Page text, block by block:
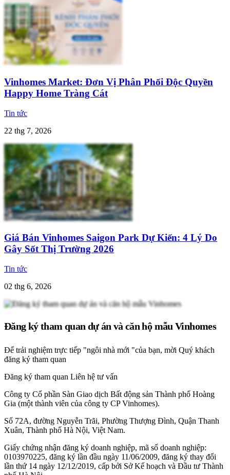
Vinhomes Market: Đơn Vị Phân Phối Độc Quyền
Happy Home Tràng Cát
Tin tức
22 thg 7, 2026
Giá Bán Vinhomes Saigon Park Dự Kiến: 4 Lý Do
Gây Sốt Thị Trường 2026
Tin tức
02 thg 6, 2026
Đăng ký tham quan dự án và căn hộ mẫu Vinhomes
Để trải nghiệm trực tiếp "ngôi nhà mới "của bạn, mời Quý khách
đăng ký tham quan
Đăng ký tham quan Liên hệ tư vấn
Công ty Cổ phần Sàn Giao dịch Bất động sản Thành phố Hoàng
Gia (một thành viên của công ty CP Vinhomes).
Số 72A, đường Nguyễn Trãi, Phường Thượng Đình, Quận Thanh
Xuân, Thành phố Hà Nội, Việt Nam.
Giấy chứng nhận đăng ký doanh nghiệp, mã số doanh nghiệp:
0103970225, đăng ký lần đầu ngày 11/06/2009, đăng ký thay đổi
lần thứ 14 ngày 12/12/2019, cấp bởi Sở Kế hoạch và Đầu tư Thành